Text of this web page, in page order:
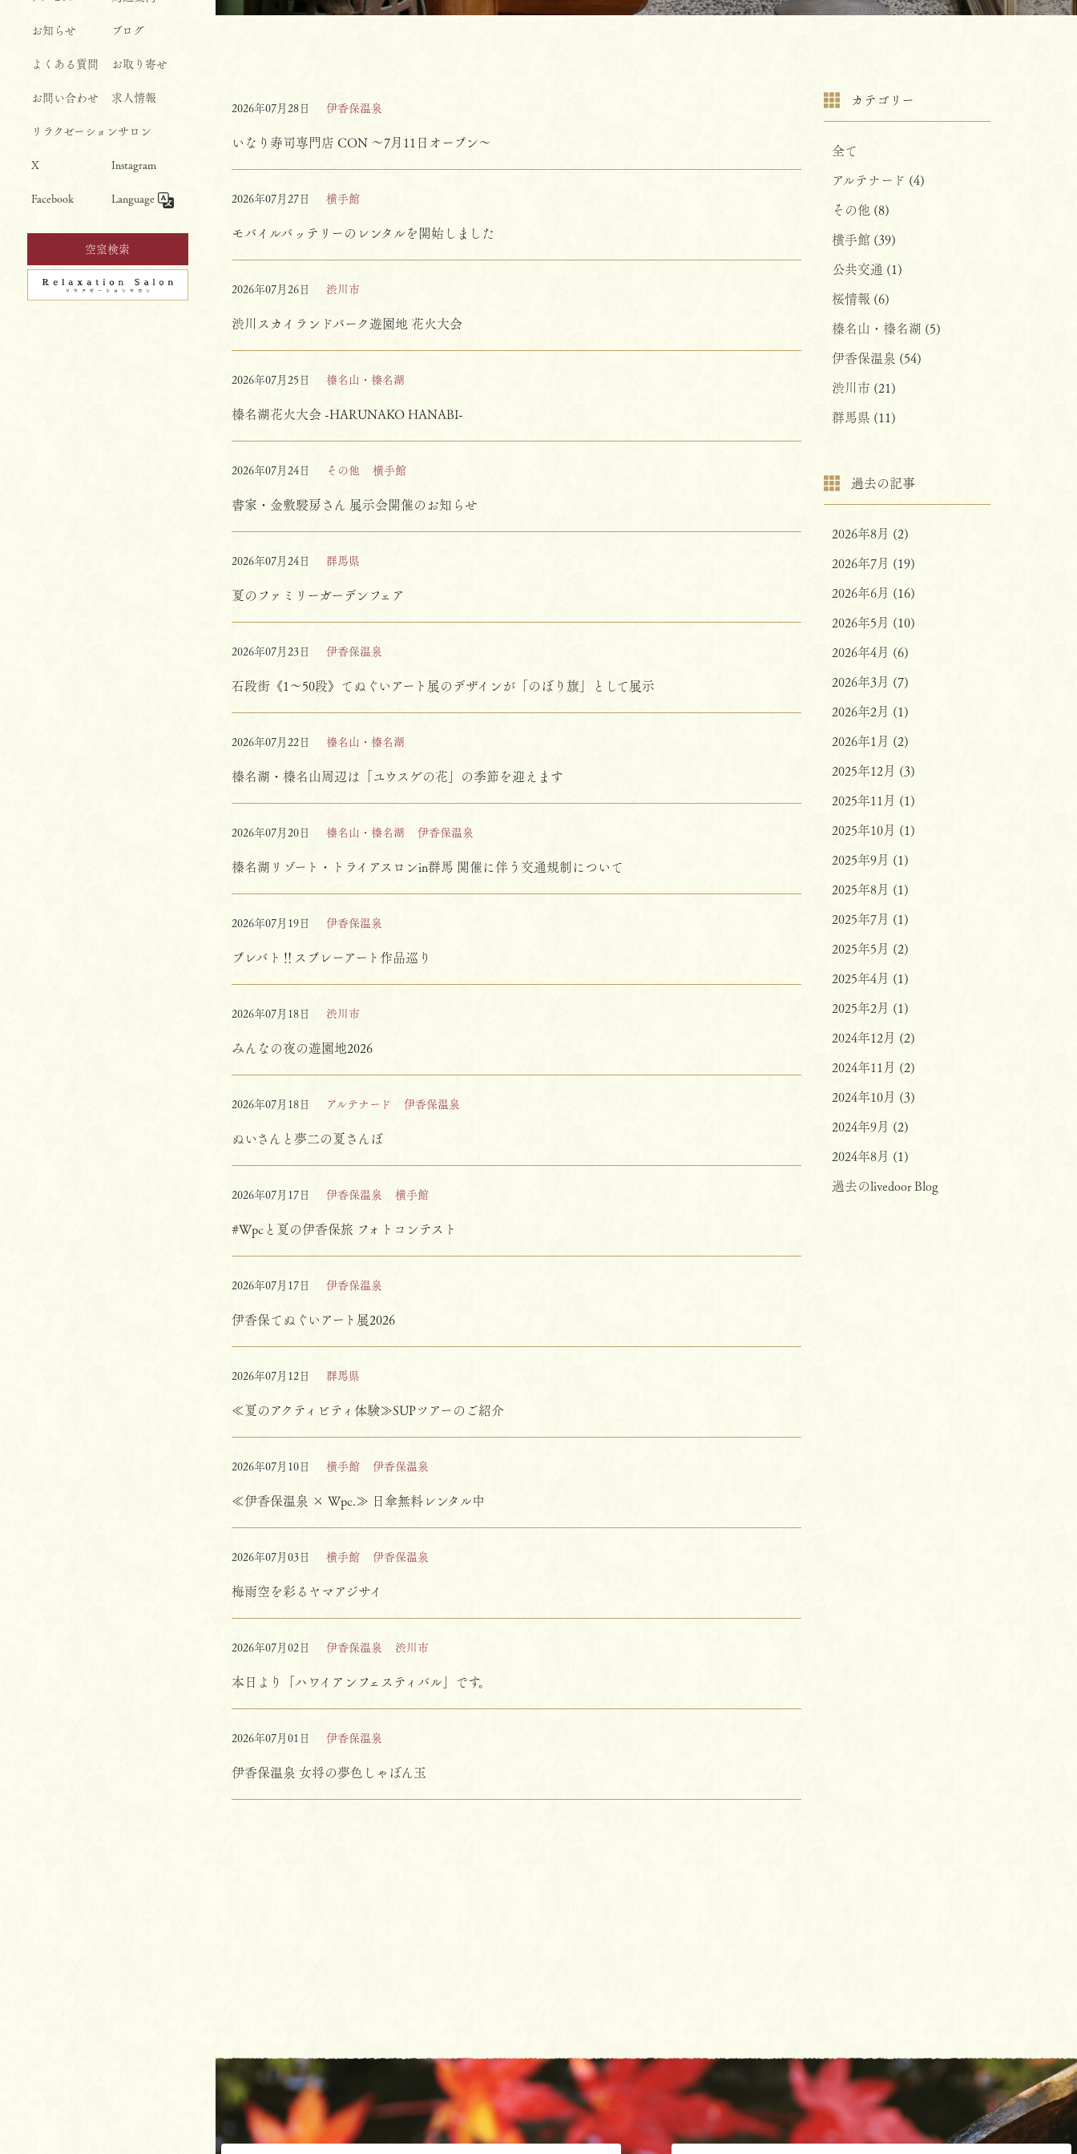
お知らせ ブログ
よくある質問 お取り寄せ
お問い合わせ 求人情報
リラクゼーションサロン
X Instagram
Facebook Language
空室検索
2026年07月28日 伊香保温泉
いなり寿司専門店 CON ～7月11日オープン～
2026年07月27日 横手館
モバイルバッテリーのレンタルを開始しました
2026年07月26日 渋川市
渋川スカイランドパーク遊園地 花火大会
2026年07月25日 榛名山・榛名湖
榛名湖花火大会 -HARUNAKO HANABI-
2026年07月24日 その他 横手館
書家・金敷駸房さん 展示会開催のお知らせ
2026年07月24日 群馬県
夏のファミリーガーデンフェア
2026年07月23日 伊香保温泉
石段街《1～50段》てぬぐいアート展のデザインが「のぼり旗」として展示
2026年07月22日 榛名山・榛名湖
榛名湖・榛名山周辺は「ユウスゲの花」の季節を迎えます
2026年07月20日 榛名山・榛名湖 伊香保温泉
榛名湖リゾート・トライアスロンin群馬 開催に伴う交通規制について
2026年07月19日 伊香保温泉
プレバト‼スプレーアート作品巡り
2026年07月18日 渋川市
みんなの夜の遊園地2026
2026年07月18日 アルテナード 伊香保温泉
ぬいさんと夢二の夏さんぽ
2026年07月17日 伊香保温泉 横手館
#Wpcと夏の伊香保旅 フォトコンテスト
2026年07月17日 伊香保温泉
伊香保てぬぐいアート展2026
2026年07月12日 群馬県
≪夏のアクティビティ体験≫SUPツアーのご紹介
2026年07月10日 横手館 伊香保温泉
≪伊香保温泉 × Wpc.≫ 日傘無料レンタル中
2026年07月03日 横手館 伊香保温泉
梅雨空を彩るヤマアジサイ
2026年07月02日 伊香保温泉 渋川市
本日より「ハワイアンフェスティバル」です。
2026年07月01日 伊香保温泉
伊香保温泉 女将の夢色しゃぼん玉
カテゴリー
全て
アルテナード (4)
その他 (8)
横手館(39)
公共交通 (1)
桜情報 (6)
榛名山・榛名湖 (5)
伊香保温泉 (54)
渋川市 (21)
群馬県 (11)
過去の記事
2026年8月 (2)
2026年7月 (19)
2026年6月 (16)
2026年5月 (10)
2026年4月 (6)
2026年3月 (7)
2026年2月 (1)
2026年1月 (2)
2025年12月 (3)
2025年11月 (1)
2025年10月 (1)
2025年9月 (1)
2025年8月 (1)
2025年7月 (1)
2025年5月 (2)
2025年4月 (1)
2025年2月 (1)
2024年12月 (2)
2024年11月 (2)
2024年10月 (3)
2024年9月 (2)
2024年8月 (1)
過去のlivedoor Blog